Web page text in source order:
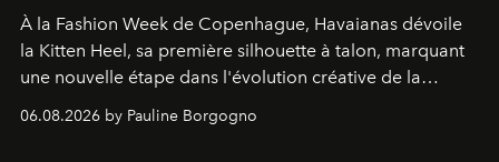
À la Fashion Week de Copenhague, Havaianas dévoile
la Kitten Heel, sa première silhouette à talon, marquant
une nouvelle étape dans l'évolution créative de la
06.08.2026 by Pauline Borgogno